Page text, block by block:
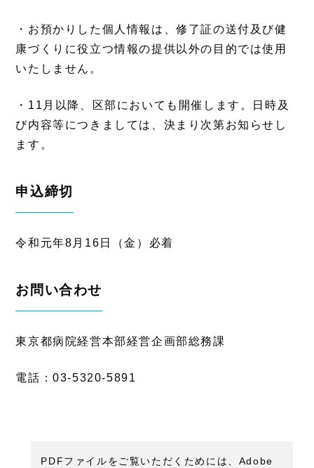
・お預かりした個人情報は、修了証の送付及び健
康づくりに役立つ情報の提供以外の目的では使用
いたしません。
・ 11 月以降、区部においても開催します。日時及
び内容等につきましては、決まり次第お知らせし
ます。
申込締切
令和元年8月16日（金）必着
お問い合わせ
東京都病院経営本部経営企画部総務課
電話：03-5320-5891
PDFファイルをご覧いただくためには、Adobe